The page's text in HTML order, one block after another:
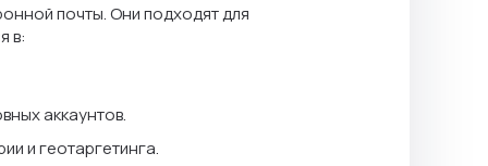
почты. Они подходят для
в:
аккаунтов.
и геотаргетинга.